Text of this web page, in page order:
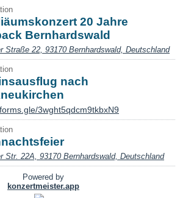
20 Jahre
Bernhardswald
Straße 22, 93170 Bernhardswald, Deutschland
nach
3wght5qdcm9tkbxN9
Str. 22A, 93170 Bernhardswald, Deutschland
Powered by
konzertmeister.app